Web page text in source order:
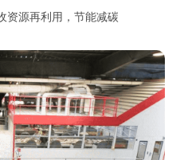
资源再利用，节能减碳